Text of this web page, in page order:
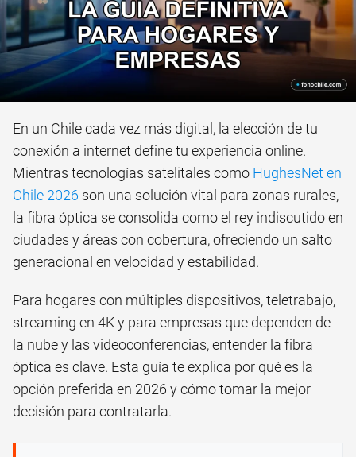
En un Chile cada vez más digital, la elección de tu
conexión a internet define tu experiencia online.
Mientras tecnologías satelitales como HughesNet en
Chile 2026 son una solución vital para zonas rurales,
la fibra óptica se consolida como el rey indiscutido en
ciudades y áreas con cobertura, ofreciendo un salto
generacional en velocidad y estabilidad.
Para hogares con múltiples dispositivos, teletrabajo,
streaming en 4K y para empresas que dependen de
la nube y las videoconferencias, entender la fibra
óptica es clave. Esta guía te explica por qué es la
opción preferida en 2026 y cómo tomar la mejor
decisión para contratarla.